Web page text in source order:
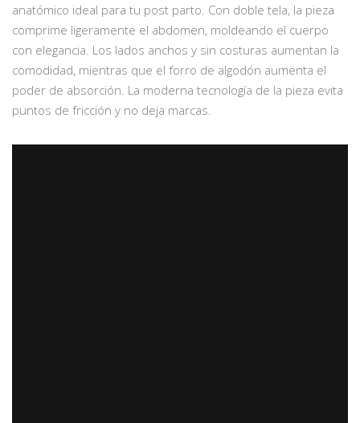
anatómico ideal para tu post parto. Con doble tela, la pieza
comprime ligeramente el abdomen, moldeando el cuerpo
con elegancia. Los lados anchos y sin costuras aumentan la
comodidad, mientras que el forro de algodón aumenta el
poder de absorción. La moderna tecnología de la pieza evita
puntos de fricción y no deja marcas.